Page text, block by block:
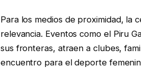
Para los medios de proximidad, la
relevancia. Eventos como el Piru
sus fronteras, atraen a clubes,
encuentro para el deporte